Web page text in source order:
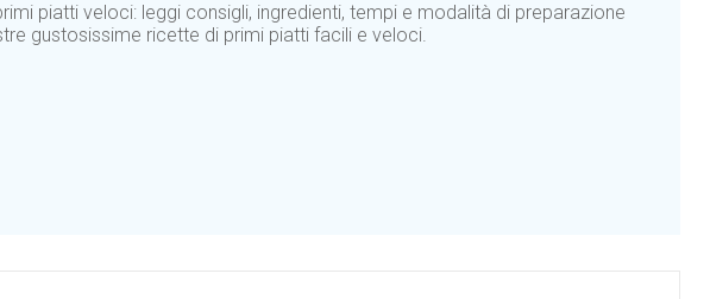
piatti veloci: leggi consigli, ingredienti, tempi e modalità di preparazione
gustosissime ricette di primi piatti facili e veloci.